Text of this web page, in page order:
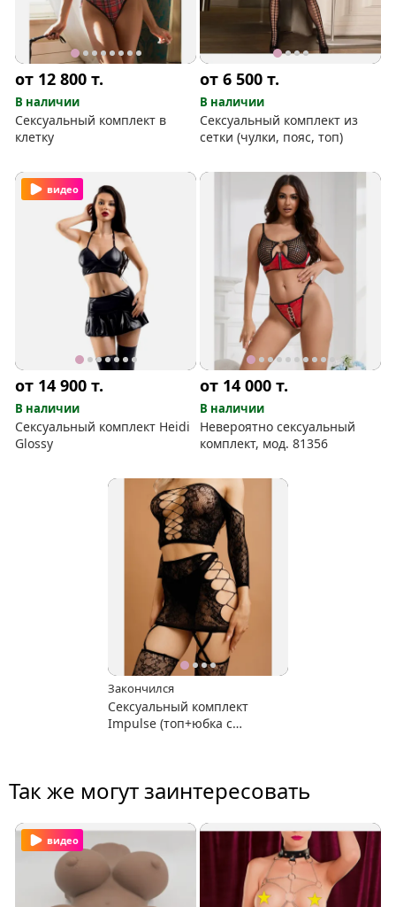
от 12 800т.
В наличии
Сексуальный комплект в
клетку
от 6 500т.
В наличии
Сексуальный комплект из
сетки (чулки, пояс, топ)
видео
от 14 900т.
В наличии
Сексуальный комплект Heidi
Glossy
от 14 000т.
В наличии
Невероятно сексуальный
комплект, мод. 81356
Закончился
Сексуальный комплект
Impulse (топ+юбка с
Так же могут заинтересовать
видео